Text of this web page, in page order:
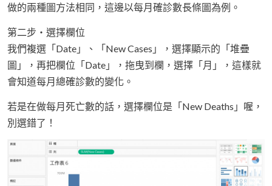
做的兩種圖方法相同，這邊以每月確診數長條圖為例。
第二步・選擇欄位
我們複選「Date」、「New Cases」，選擇顯示的「堆疊
圖」，再把欄位「Date」，拖曳到欄，選擇「月」，這樣就
會知道每月總確診數的變化。
若是在做每月死亡數的話，選擇欄位是「New Deaths」喔，
別選錯了！